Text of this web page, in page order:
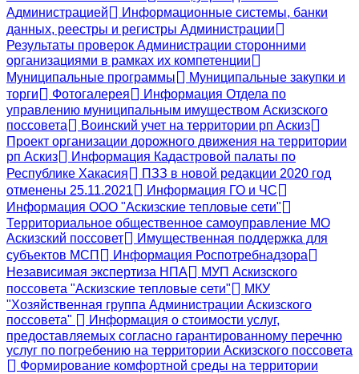
Администрацией
Информационные системы, банки
данных, реестры и регистры Администрации
Результаты проверок Администрации сторонними
организациями в рамках их компетенции
Муниципальные программы
Муниципальные закупки и
торги
Фотогалерея
Информация Отдела по
управлению муниципальным имуществом Аскизского
поссовета
Воинский учет на территории рп Аскиз
Проект организации дорожного движения на территории
рп Аскиз
Информация Кадастровой палаты по
Республике Хакасия
ПЗЗ в новой редакции 2020 год
отменены 25.11.2021
Информация ГО и ЧС
Информация ООО "Аскизские тепловые сети"
Территориальное общественное самоуправление МО
Аскизский поссовет
Имущественная поддержка для
субъектов МСП
Информация Роспотребнадзора
Независимая экспертиза НПА
МУП Аскизского
поссовета "Аскизские тепловые сети"
МКУ
"Хозяйственная группа Администрации Аскизского
поссовета"
Информация о стоимости услуг,
предоставляемых согласно гарантированному перечню
услуг по погребению на территории Аскизского поссовета
Формирование комфортной среды на территории